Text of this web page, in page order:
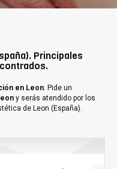
Principales
en Leon. Pide un
y serás atendido por los
de Leon (España).